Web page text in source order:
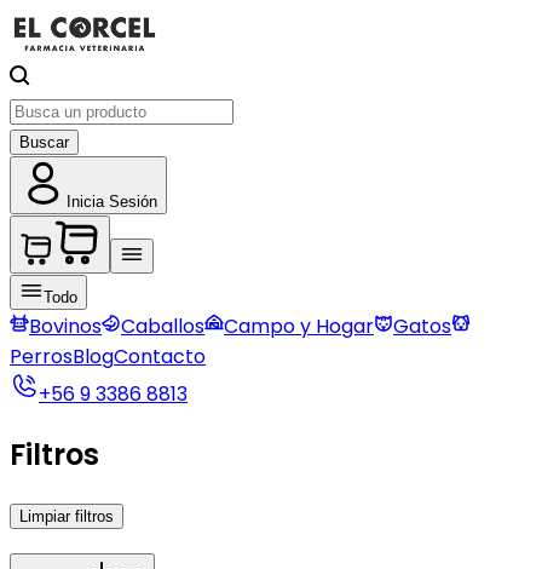
Buscar
Inicia Sesión
Todo
Bovinos Caballos Campo y Hogar
Gatos
PerrosBlogContacto
+56 9 3386 8813
Filtros
Limpiar filtros